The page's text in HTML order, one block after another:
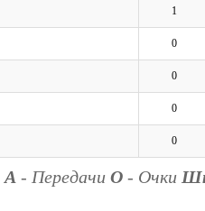
1
0
0
0
0
А - Передачи О - Очки